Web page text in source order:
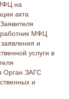
на
акта
работник МФЦ
и
услуги в
Орган ЗАГС
и